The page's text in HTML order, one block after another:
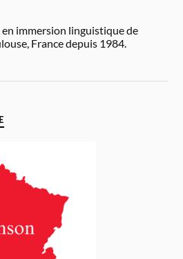
immersion linguistique de
France depuis 1984.